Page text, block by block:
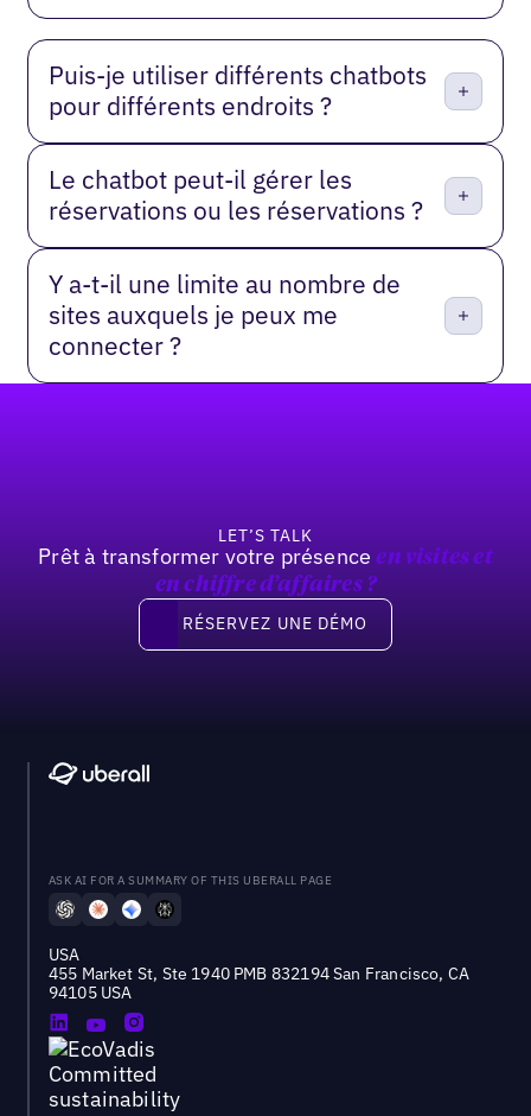
Puis-je utiliser différents chatbots
pour différents endroits ?
Le chatbot peut-il gérer les
réservations ou les réservations ?
Y a-t-il une limite au nombre de
sites auxquels je peux me
connecter ?
LET’S TALK
Prêt à transformer votre présenceen visites et
enchiffre d’affaires?
Réservez une démo
RÉSERVEZ UNE DÉMO
ASK AI FOR A SUMMARY OF THIS UBERALL PAGE
USA
455 Market St, Ste 1940 PMB 832194 San Francisco, CA
94105 USA